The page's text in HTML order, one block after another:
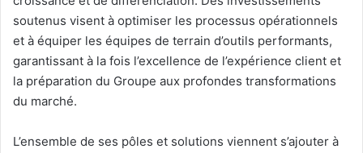
soutenus visent à optimiser les processus opérationnels
et à équiper les équipes de terrain d’outils performants,
garantissant à la fois l’excellence de l’expérience client et
la préparation du Groupe aux profondes transformations
du marché.
L’ensemble de ses pôles et solutions viennent s’ajouter à